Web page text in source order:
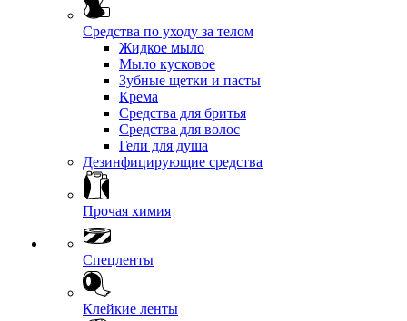
Средства по уходу за телом
Жидкое мыло
Мыло кусковое
Зубные щетки и пасты
Крема
Средства для бритья
Средства для волос
Гели для душа
Дезинфицирующие средства
Прочая химия
Спецленты
Клейкие ленты